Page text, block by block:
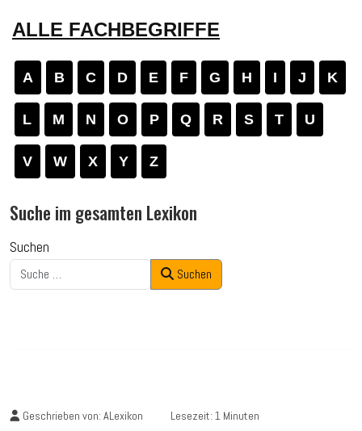
ALLE FACHBEGRIFFE
A B C D E F G H I J K
L M N O P Q R S T U
V W X Y Z
Suche im gesamten Lexikon
Suchen
Suchen
Geschrieben von: ALexikon
Lesezeit: 1 Minuten